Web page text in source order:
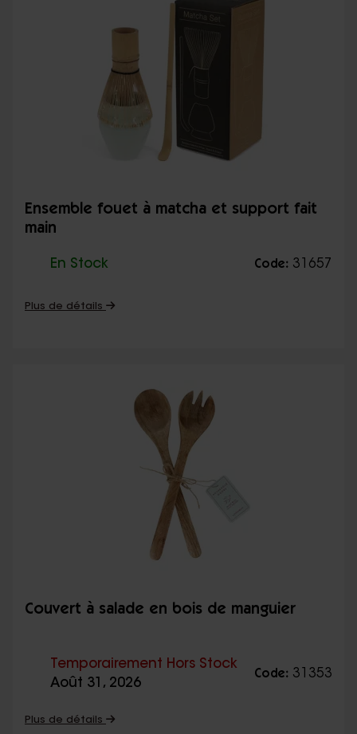
Ensemble fouet à matcha et support fait
main
En Stock Code: 31657
Plus de détails
Couvert à salade en bois de manguier
Temporairement Hors Stock
Août 31, 2026
Code: 31353
Plus de détails